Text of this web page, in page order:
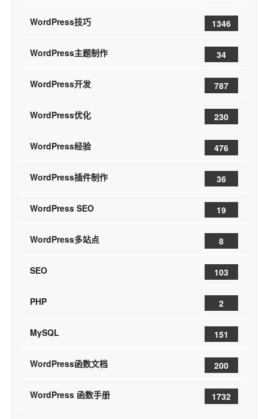
WordPress技巧 1346
WordPress主题制作 34
WordPress开发 787
WordPress优化 230
WordPress经验 476
WordPress插件制作 36
WordPress SEO 19
WordPress多站点 8
SEO 103
PHP 2
MySQL 151
WordPress函数文档 200
WordPress 函数手册 1732